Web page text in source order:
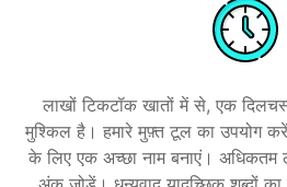
लाखों टिकटॉक खातों में से, एक
मुश्किल है। हमारे मुफ़्त टूल का उपयोग
के लिए एक अच्छा नाम बनाएं।